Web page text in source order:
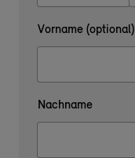
Vorname (optional)
Nachname